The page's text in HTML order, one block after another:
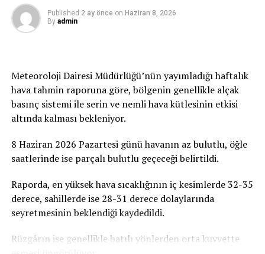
Özersay: Hükümet, Türkiye’de kovuşturma başlatılması
için adım atmalı
malzemelerinin temin edilmesi gerekiyor. Bu noktadan
sonra projenin durması kabul edilemez. Artık sona
yaklaşıyoruz ve hep birlikte başladığımız bu eseri
Toplumun Tüm Kesimlerine Destek
Çağrısı
Toplumun her kesimine çağrıda bulunan Kırmızı,
taşıdığını belirterek, “Bu proje siyaset üstüdür, gelecek
nesillere yapılan bir yatırımdır. Yapılacak her bağış,
çocuklarımızın ve gençlerimizin geleceğine atılmış bir
imza olacaktır. Tüm duyarlı vatandaşlarımızı, iş
insanlarımızı, sivil toplum örgütlerimizi ve
gönüllülerimizi ATATÜRK Mesleki Eğitim Merkezi
projesine destek olmaya davet ediyoruz” dedi.
Published 2 ay önce on Haziran 8, 2026
By admin
Meteoroloji Dairesi Müdürlüğü’nün yayımladığı haftalık
hava tahmin raporuna göre, bölgenin genellikle alçak
basınç sistemi ile serin ve nemli hava kütlesinin etkisi
altında kalması bekleniyor.
8 Haziran 2026 Pazartesi günü havanın az bulutlu, öğle
saatlerinde ise parçalı bulutlu geçeceği belirtildi.
Raporda, en yüksek hava sıcaklığının iç kesimlerde 32-35
derece, sahillerde ise 28-31 derece dolaylarında
seyretmesinin beklendiği kaydedildi.
Rüzgârın ise genellikle batılı yönlerden orta kuvvette